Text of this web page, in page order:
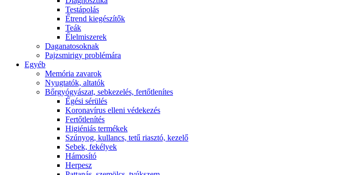
Testápolás
É́trend kiegészítők
Teák
É́lelmiszerek
Daganatosoknak
Pajzsmirigy problémára
Egyéb
Memória zavarok
Nyugtatók, altatók
Bőrgyógyászat, sebkezelés, fertőtlenítes
É́gési sérülés
Koronavírus elleni védekezés
Fertőtlenítés
Higiéniás termékek
Szúnyog, kullancs, tetű riasztó, kezelő
Sebek, fekélyek
Hámosító
Herpesz